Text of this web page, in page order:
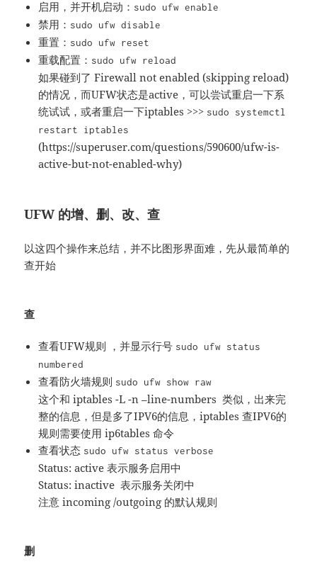
启用，并开机启动： sudo ufw enable
禁用： sudo ufw disable
重置： sudo ufw reset
重载配置： sudo ufw reload
如果碰到了 Firewall not enabled (skipping reload)
的情况，而UFW状态是active，可以尝试重启一下系
统试试，或者重启一下iptables >>> sudo systemctl
restart iptables
(https://superuser.com/questions/590600/ufw-is-
active-but-not-enabled-why)
UFW 的增、删、改、查
以这四个操作来总结，并不比图形界面难，先从最简单的
查开始
查
查看UFW规则 ，并显示行号 sudo ufw status
numbered
查看防火墙规则 sudo ufw show raw
这个和 iptables -L -n –line-numbers 类似，出来完
整的信息，但是多了IPV6的信息，iptables 查IPV6的
规则需要使用 ip6tables 命令
查看状态 sudo ufw status verbose
Status: active 表示服务启用中
Status: inactive 表示服务关闭中
注意 incoming /outgoing 的默认规则
删